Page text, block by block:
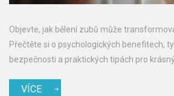
Objevte, jak bělení zubů může
Přečtěte si o psychologických benefitech,
bezpečnosti a praktických tipách pro
VÍCE